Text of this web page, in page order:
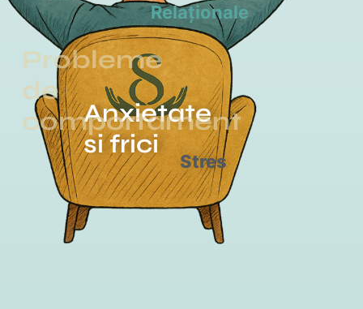
Anxietate
si frici
Probleme
de
comportament
Stres
Relaționale